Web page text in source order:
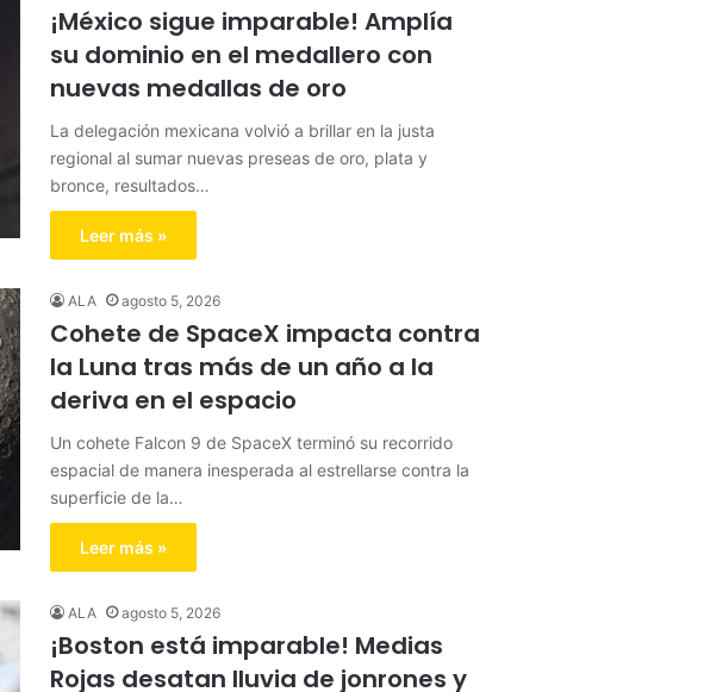
¡México sigue imparable! Amplía
su dominio en el medallero con
nuevas medallas de oro
La delegación mexicana volvió a brillar en la justa
regional al sumar nuevas preseas de oro, plata y
bronce, resultados…
Leer más »
ALA agosto 5, 2026
Cohete de SpaceX impacta contra
la Luna tras más de un año a la
deriva en el espacio
Un cohete Falcon 9 de SpaceX terminó su recorrido
espacial de manera inesperada al estrellarse contra la
superficie de la…
Leer más »
ALA agosto 5, 2026
¡Boston está imparable! Medias
Rojas desatan lluvia de jonrones y